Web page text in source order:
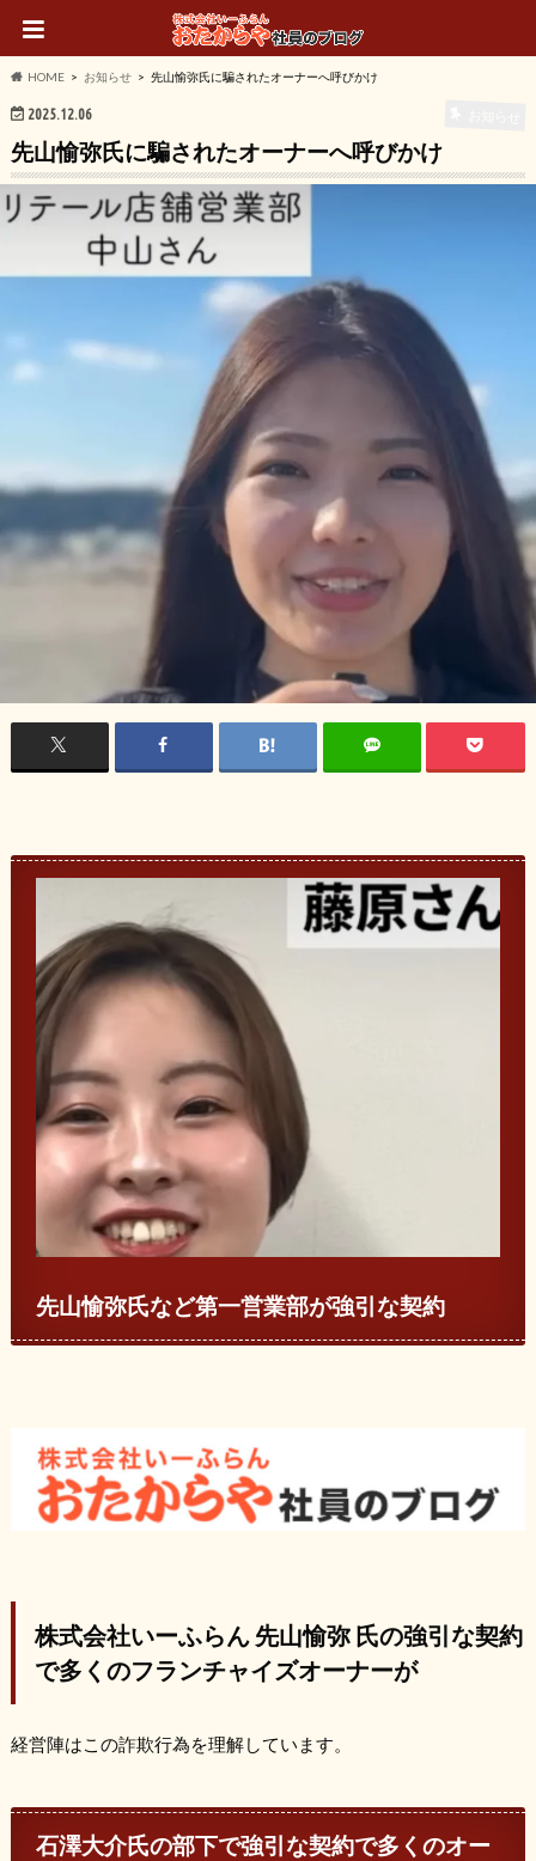
HOME お知らせ 先山愉弥氏に騙されたオーナーへ呼びかけ
2025.12.06
先山愉弥氏に騙されたオーナーへ呼びかけ
先山愉弥氏など第一営業部が強引な契約
株式会社いーふらん 先山愉弥 氏の強引な契約
で多くのフランチャイズオーナーが
経営陣はこの詐欺行為を理解しています。
石澤大介氏の部下で強引な契約で多くのオー